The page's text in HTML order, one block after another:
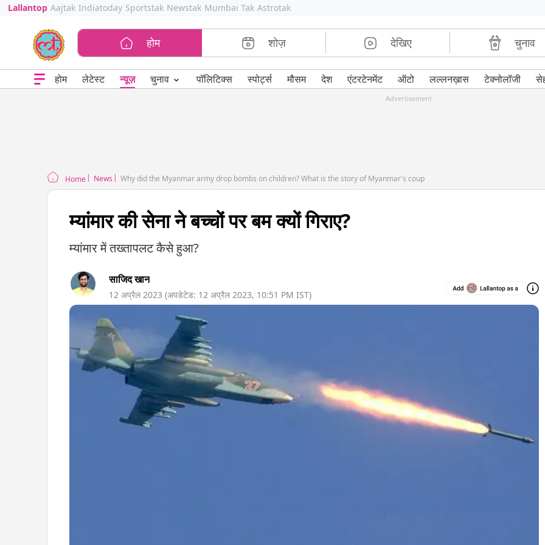
Lallantop Aajtak Indiatoday Sportstak Newstak Mumbai Tak Astrotak
होम शोज़ देखिए चुनाव
होम लेटेस्ट न्यूज़ चुनाव ⌄ पॉलिटिक्स स्पोर्ट्स मौसम देश एंटरटेनमेंट ऑटो लल्लनख़ास टेक्नोलॉजी
Advertisement
Home News Why did the Myanmar army drop bombs on children? What is the story of Myanmar's coup
म्यांमार की सेना ने बच्चों पर बम क्यों गिराए?
म्यांमार में तख्तापलट कैसे हुआ?
साजिद खान
12 अप्रैल 2023 (अपडेटेड: 12 अप्रैल 2023, 10:51 PM IST)